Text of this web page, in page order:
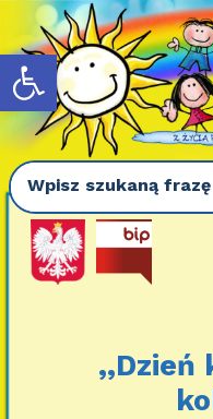
Otwórz pasek narzędzi
,,Dzień